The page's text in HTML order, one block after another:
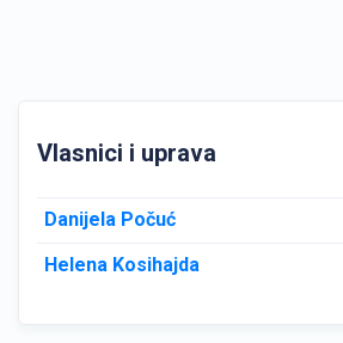
Vlasnici i uprava
Danijela Počuć
Helena Kosihajda